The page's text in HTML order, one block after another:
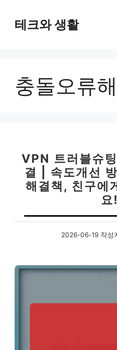
테크와 생활
충돌오류
VPN 트러블슈
결 | 속도개선
해결책, 친구에
요!
2026-06-19 작성